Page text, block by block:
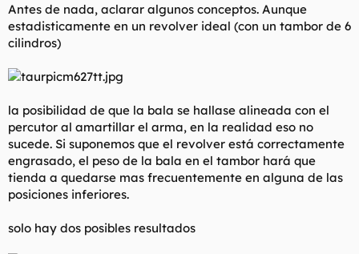
Antes de nada, aclarar algunos conceptos. Aunque
estadisticamente en un revolver ideal (con un tambor de 6
cilindros)
la posibilidad de que la bala se hallase alineada con el
percutor al amartillar el arma, en la realidad eso no
sucede. Si suponemos que el revolver está correctamente
engrasado, el peso de la bala en el tambor hará que
tienda a quedarse mas frecuentemente en alguna de las
posiciones inferiores.
solo hay dos posibles resultados